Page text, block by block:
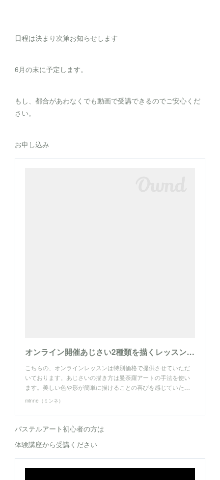
日程は決まり次第お知らせします
6月の末に予定します。
もし、都合があわなくでも動画で受講できるのでご安心くだ
さい。
お申し込み
オンライン開催あじさい2種類を描くレッスン☆型紙付・オンラインチケット
こちらの、オンラインレッスンは特別価格で提供させていただ
いております。あじさいの描き方は曼荼羅アートの手法を使い
ます。美しい色や形が簡単に描けることの喜びを感じていた…
minne（ミンネ）
パステルアート初心者の方は
体験講座から受講ください